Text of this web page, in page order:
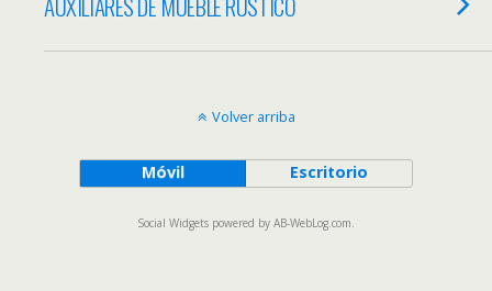
Volver arriba
Móvil Escritorio
Social Widgets powered by AB-WebLog.com.